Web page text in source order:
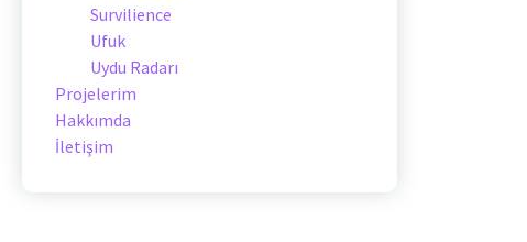
Survilience
Ufuk
Uydu Radarı
Projelerim
Hakkımda
İletişim